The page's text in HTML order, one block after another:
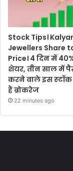
Stock Tips।
Jewellers Share
Price। 4 दिन में
शेयर, तीन साल में
करने वाले इस
हैं ब्रोकरेज
22 minutes ago